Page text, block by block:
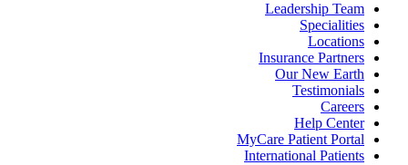
Leadership Team
Specialities
Locations
Insurance Partners
Our New Earth
Testimonials
Careers
Help Center
MyCare Patient Portal
International Patients